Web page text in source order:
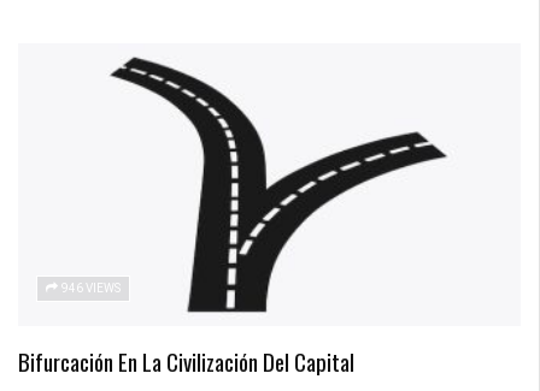
946 VIEWS
Bifurcación En La Civilización Del Capital